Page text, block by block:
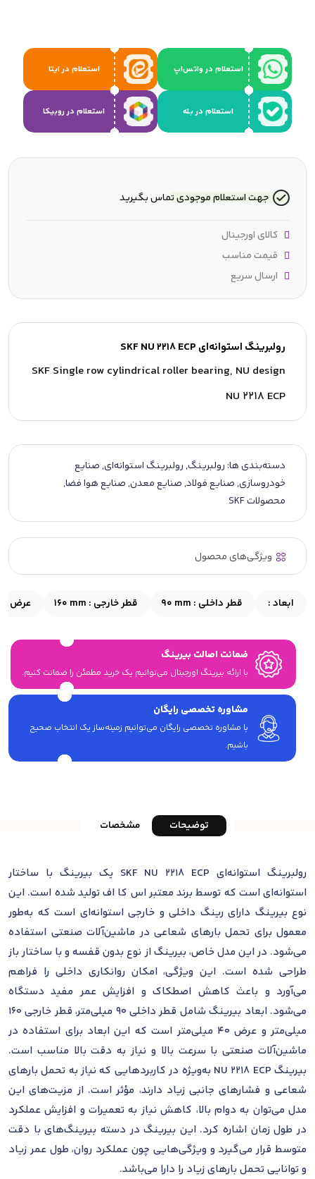
استعلام در واتس‌اپ استعلام در ایتا
استعلام در بله استعلام در روبیکا
رولبرینگ استوانه‌ای SKF NU 2218 ECP
SKF Single row cylindrical roller bearing, NU design
NU 2218 ECP
دسته‌بندی ها: رولبرینگ,رولبرینگ استوانه‌ای,صنایع
خودروسازی,صنایع فولاد,صنایع معدن,صنایع هوا فضا,
محصولات SKF
ویژگی‌های محصول
ابعاد : قطر داخلی : 90 mm قطر خارجی : 160 mm عرض :
ضمانت اصالت بیرینگ
با ارائه بیرینگ اورجینال می‎‌توانیم یک خرید مطمئن را ضمانت کنیم.
مشاوره تخصصی رایگان
با مشاوره تخصصی رایگان می‌توانیم زمینه‌ساز یک انتخاب صحیح
باشیم.
جهت استعلام موجودی تماس بگیرید
کالای اورجینال
قیمت مناسب
ارسال سریع
توضیحات مشخصات
رولبرینگ استوانه‌ای SKF NU 2218 ECP یک بیرینگ با ساختار
استوانه‌ای است که توسط برند معتبر اس کا اف تولید شده است. این
نوع بیرینگ دارای رینگ داخلی و خارجی استوانه‌ای است که به‌طور
معمول برای تحمل بارهای شعاعی در ماشین‌آلات صنعتی استفاده
می‌شود. در این مدل خاص، بیرینگ از نوع بدون قفسه و با ساختار باز
طراحی شده است. این ویژگی، امکان روانکاری داخلی را فراهم
می‌آورد و باعث کاهش اصطکاک و افزایش عمر مفید دستگاه
می‌شود. ابعاد بیرینگ شامل قطر داخلی 90 میلی‌متر، قطر خارجی 160
میلی‌متر و عرض 40 میلی‌متر است که این ابعاد برای استفاده در
ماشین‌آلات صنعتی با سرعت بالا و نیاز به دقت بالا مناسب است.
بیرینگ NU 2218 ECP به‌ویژه در کاربردهایی که نیاز به تحمل بارهای
شعاعی و فشارهای جانبی زیاد دارند، مؤثر است. از مزیت‌های این
مدل می‌توان به دوام بالا، کاهش نیاز به تعمیرات و افزایش عملکرد
در طول زمان اشاره کرد. این بیرینگ در دسته بیرینگ‌های با دقت
متوسط قرار می‌گیرد و ویژگی‌هایی چون عملکرد روان، طول عمر زیاد
و توانایی تحمل بارهای زیاد را دارا می‌باشد.